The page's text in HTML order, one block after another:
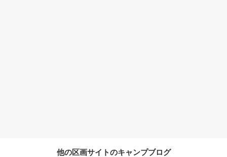
他の区画サイトのキャンプブログ